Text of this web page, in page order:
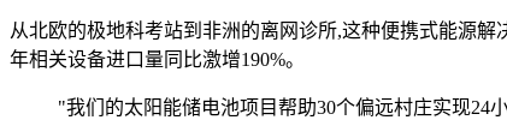
从北欧的极地科考站到非洲的离网诊所,这种便携式能源
年相关设备进口量同比激增190%。
"我们的太阳能储电池项目帮助30个偏远村庄实现24